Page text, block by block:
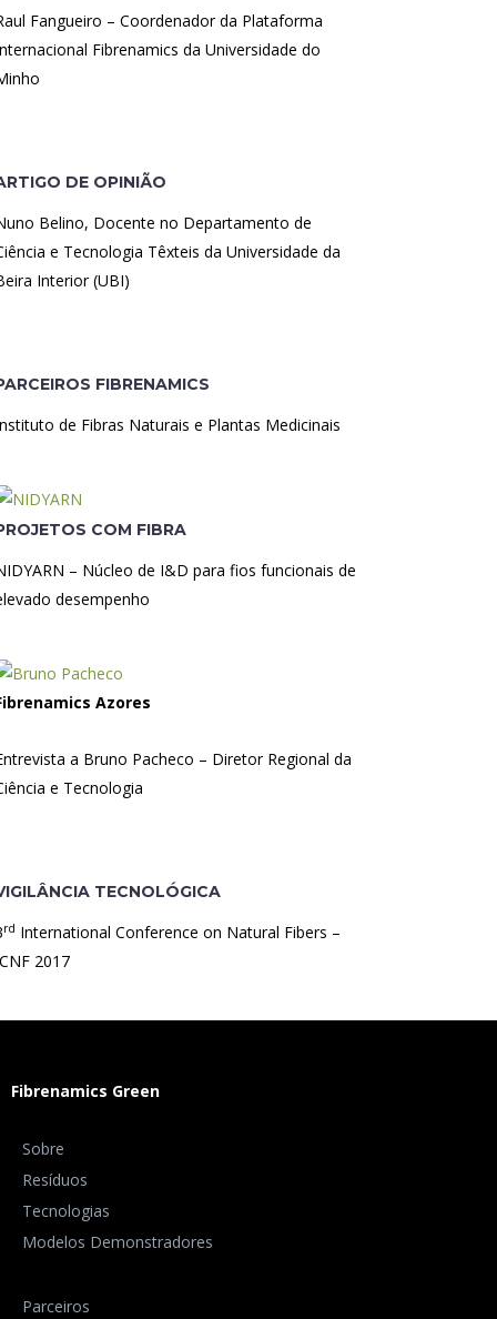
Fangueiro – Coordenador da Plataforma
Fibrenamics da Universidade do
DE OPINIÃO
Belino, Docente no Departamento de
e Tecnologia Têxteis da Universidade da
Interior (UBI)
FIBRENAMICS
de Fibras Naturais e Plantas Medicinais
COM FIBRA
– Núcleo de I&D para fios funcionais de
desempenho
Azores
a Bruno Pacheco – Diretor Regional da
e Tecnologia
TECNOLÓGICA
rd International Conference on Natural Fibers –
2017
Fibrenamics Green
Sobre
Resíduos
Tecnologias
Modelos Demonstradores
Parceiros